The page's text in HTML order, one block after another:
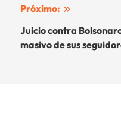
Próximo:
Juicio contra
masivo de sus